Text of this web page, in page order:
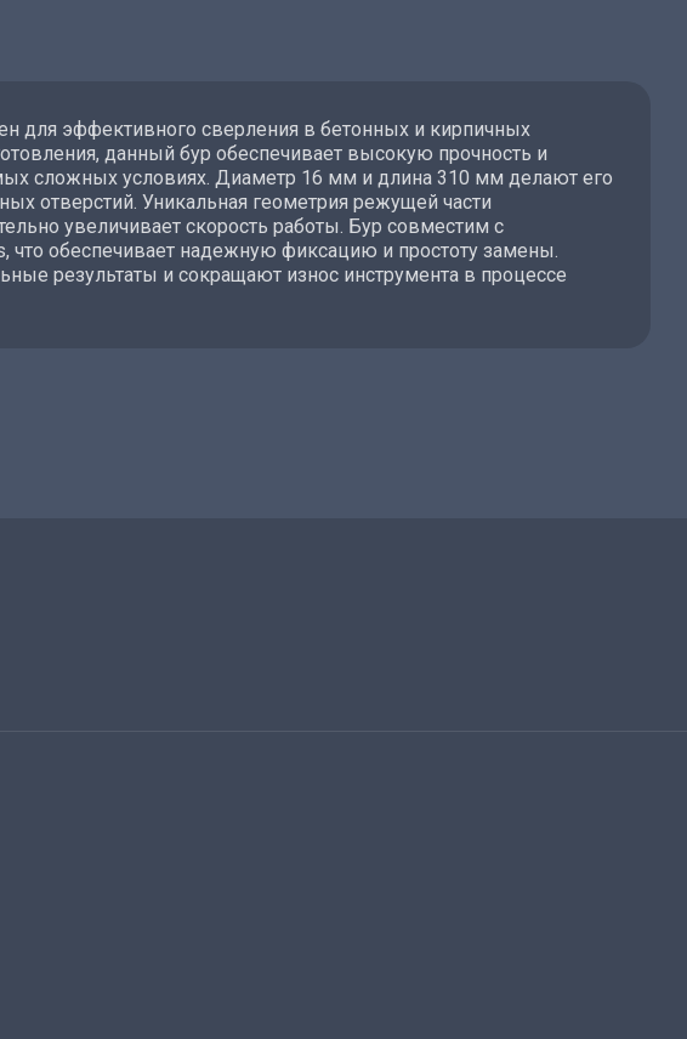
для эффективного сверления в бетонных и кирпичных
данный бур обеспечивает высокую прочность и
сложных условиях. Диаметр 16 мм и длина 310 мм делают его
отверстий. Уникальная геометрия режущей части
увеличивает скорость работы. Бур совместим с
что обеспечивает надежную фиксацию и простоту замены.
результаты и сокращают износ инструмента в процессе